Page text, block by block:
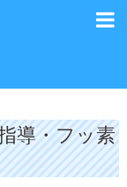
導・フッ素